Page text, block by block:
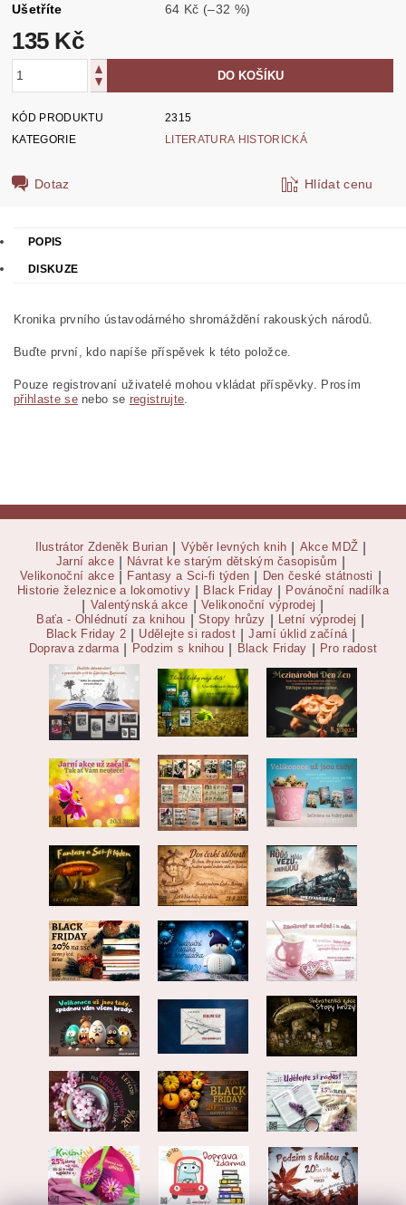
Ušetříte
64 Kč (–32 %)
135 Kč
KÓD PRODUKTU
2315
KATEGORIE
LITERATURA HISTORICKÁ
Dotaz Hlídat cenu
POPIS
DISKUZE
Kronika prvního ústavodárného shromáždění rakouských národů.
Buďte první, kdo napíše příspěvek k této položce.
Pouze registrovaní uživatelé mohou vkládat příspěvky. Prosím
přihlaste senebo se registrujte.
Ilustrátor Zdeněk Burian Výběr levných knih Akce MDŽ
Jarní akce Návrat ke starým dětským časopisům
Velikonoční akce Fantasy a Sci-fi týden Den české státnosti
Historie železnice a lokomotivy Black Friday Povánoční nadílka
Valentýnská akce Velikonoční výprodej
Baťa - Ohlédnutí za knihou Stopy hrůzy Letní výprodej
Black Friday 2 Udělejte si radost Jarní úklid začíná
Doprava zdarma Podzim s knihou Black Friday Pro radost